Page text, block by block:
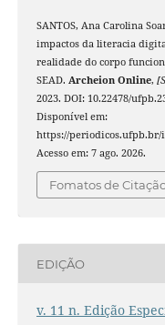
SANTOS, Ana Carolina
impactos da literacia
realidade do corpo
SEAD. Archeion Online,
2023. DOI: 10.22478/
Disponível em:
https://periodicos.ufpb.br/
Acesso em: 7 ago. 2026.
Fomatos de
EDIÇÃO
v. 11 n. Edição